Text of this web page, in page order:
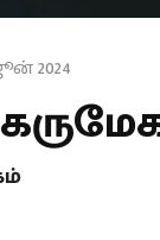
2024